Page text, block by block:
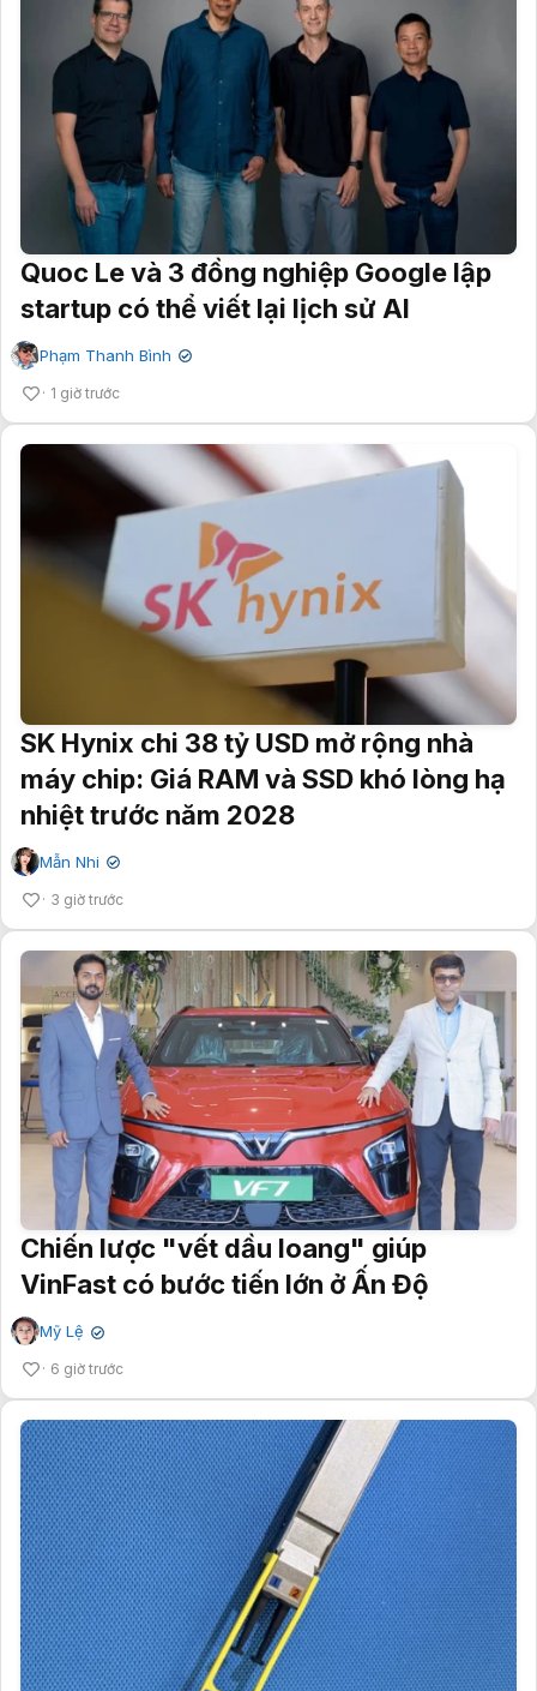
Quoc Le và 3 đồng nghiệp Google lập
startup có thể viết lại lịch sử AI
Phạm Thanh Bình ✔
1 giờ trước
SK Hynix chi 38 tỷ USD mở rộng nhà
máy chip: Giá RAM và SSD khó lòng hạ
nhiệt trước năm 2028
Mẫn Nhi ✔
3 giờ trước
Chiến lược "vết dầu loang" giúp
VinFast có bước tiến lớn ở Ấn Độ
Mỹ Lệ ✔
6 giờ trước